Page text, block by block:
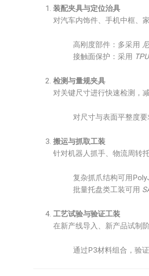
装配夹具与定位治具
对汽车内饰件、手机中框、
高刚度部件：多采用
接触面保护：采用
检测与量规夹具
对关键尺寸进行快速检测，
对尺寸与表面平整度
搬运与抓取工装
针对机器人抓手、物流周转
复杂抓爪结构可用
批量托盘类工装可用
工艺试验与验证工装
在新产线导入、新产品试制
通过P3材料组合，验